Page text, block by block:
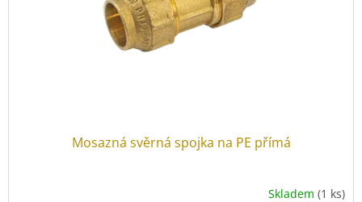
Mosazná svěrná spojka na PE přímá
Skladem (1 ks)